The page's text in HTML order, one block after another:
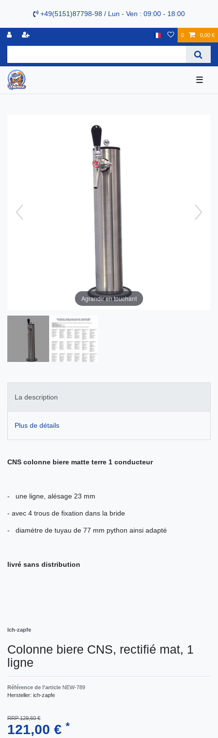
+49(5151)87798-98 / Lun - Ven : 09:00 - 18:00
0 0,00 €
☰
Agrandir en touchant
La description
Plus de détails
CNS colonne biere matte terre 1 conducteur
- une ligne, alésage 23 mm
- avec 4 trous de fixation dans la bride
- diamètre de tuyau de 77 mm python ainsi adapté
livré sans distribution
Ich-zapfe
Colonne biere CNS, rectifié mat, 1
ligne
Référence de l’article NEW-789
Hersteller: ich-zapfe
RRP 129,60 €
121,00 € *